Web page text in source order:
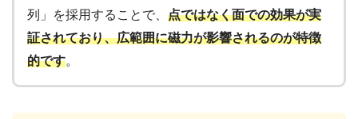
列」を採用することで、 点ではなく面での効果が実
証されており、広範囲に磁力が影響されるのが特徴
的です。